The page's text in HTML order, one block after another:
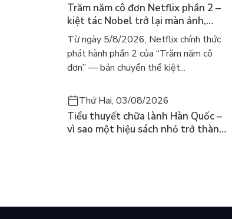
Trăm năm cô đơn Netflix phần 2 –
kiệt tác Nobel trở lại màn ảnh,
dòng người tìm đọc lại García
Márquez
Từ ngày 5/8/2026, Netflix chính thức
phát hành phần 2 của “Trăm năm cô
đơn” — bản chuyển thể kiệt...
Thứ Hai, 03/08/2026
Tiểu thuyết chữa lành Hàn Quốc –
vì sao một hiệu sách nhỏ trở thành